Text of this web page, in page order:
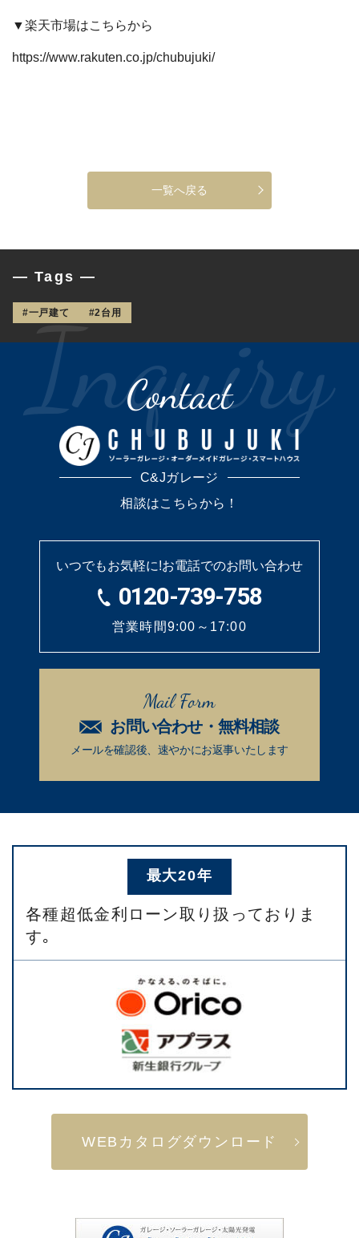
▼楽天市場はこちらから
https://www.rakuten.co.jp/chubujuki/
一覧へ戻る
— Tags —
#一戸建て #2台用
Contact
C&Jガレージ
相談はこちらから！
いつでもお気軽に!お電話でのお問い合わせ
0120-739-758
営業時間9:00～17:00
Mail Form
お問い合わせ・無料相談
メールを確認後、速やかにお返事いたします
最大20年
各種超低金利ローン取り扱っておりま
す｡
WEBカタログダウンロード